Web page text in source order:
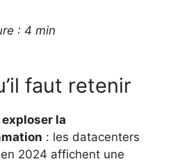
: 4 min
faut retenir
la
: les datacenters
2024 affichent une